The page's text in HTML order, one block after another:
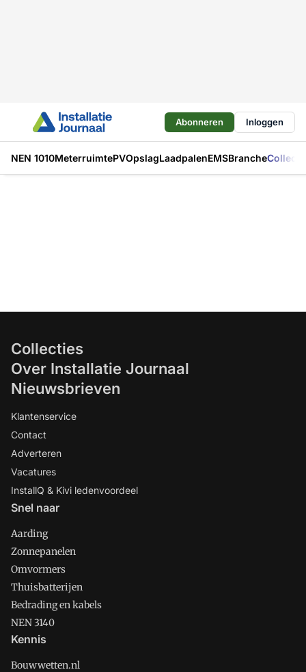
Abonneren Inloggen
NEN 1010MeterruimtePVOpslagLaadpalenEMSBranche
Collecties
Over Installatie Journaal
Nieuwsbrieven
Klantenservice
Contact
Adverteren
Vacatures
InstallQ & Kivi ledenvoordeel
Snel naar
Aarding
Zonnepanelen
Omvormers
Thuisbatterijen
Bedrading en kabels
NEN 3140
Kennis
Bouwwetten.nl